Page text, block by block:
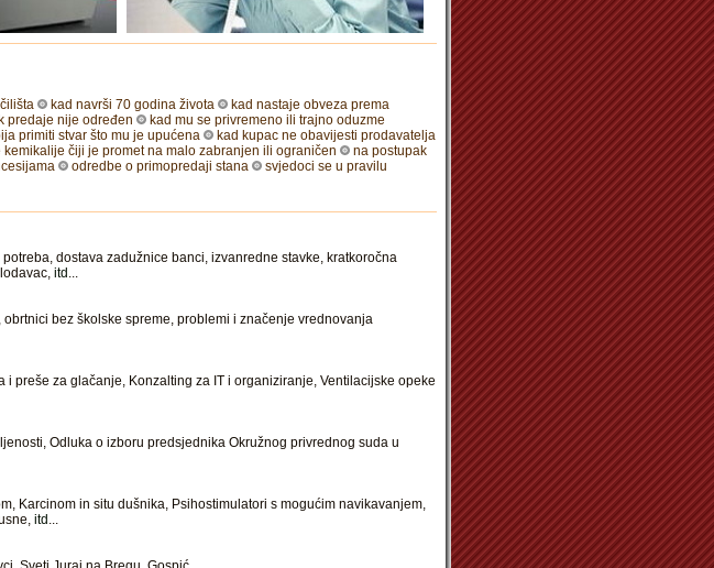
kad navrši 70 godina života
kad nastaje obveza prema
predaje nije određen
kad mu se privremeno ili trajno oduzme
primiti stvar što mu je upućena
kad kupac ne obavijesti prodavatelja
čiji je promet na malo zabranjen ili ograničen
na postupak
odredbe o primopredaji stana
svjedoci se u pravilu
dostava zadužnice banci, izvanredne stavke, kratkoročna
itd ...
bez školske spreme, problemi i značenje vrednovanja
preše za glačanje, Konzalting za IT i organiziranje, Ventilacijske opeke
Odluka o izboru predsjednika Okružnog privrednog suda u
Karcinom in situ dušnika, Psihostimulatori s mogućim navikavanjem,
itd ...